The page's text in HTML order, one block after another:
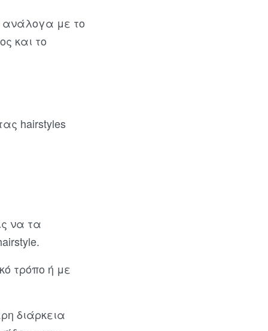
ανάλογα με το
και το
hairstyles
να τα
τρόπο ή με
διάρκεια